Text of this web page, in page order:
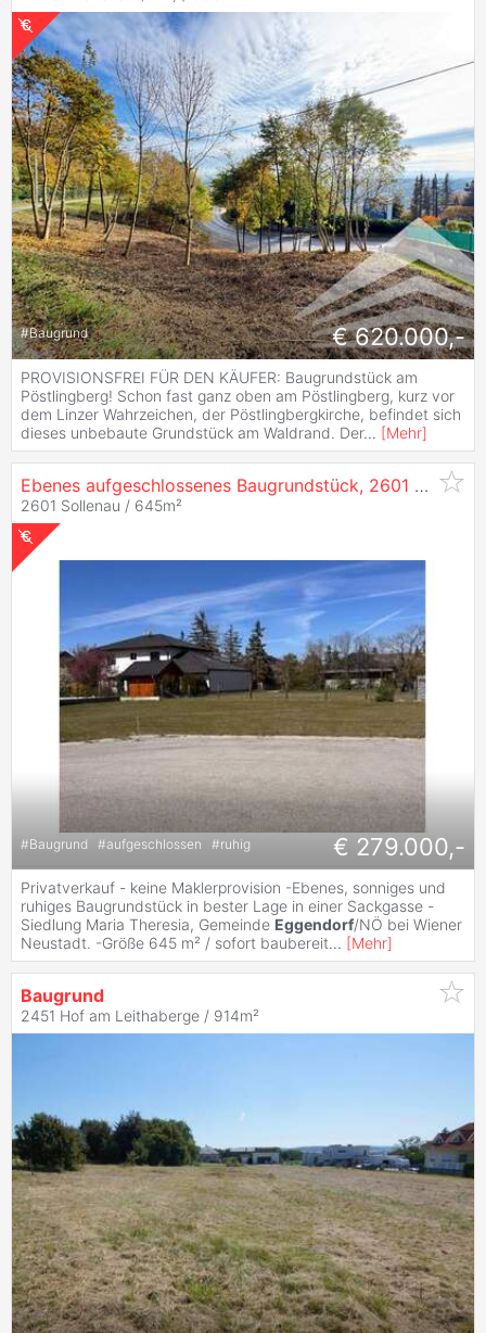
#Baugrund € 620.000,-
PROVISIONSFREI FÜR DEN KÄUFER: Baugrundstück am
Pöstlingberg! Schon fast ganz oben am Pöstlingberg, kurz vor
dem Linzer Wahrzeichen, der Pöstlingbergkirche, befindet sich
dieses unbebaute Grundstück am Waldrand. Der... [Mehr]
Ebenes aufgeschlossenes Baugrundstück, 2601
2601 Sollenau / 645m²
#Baugrund #aufgeschlossen #ruhig € 279.000,-
Privatverkauf - keine Maklerprovision -Ebenes, sonniges und
ruhiges Baugrundstück in bester Lage in einer Sackgasse -
Siedlung Maria Theresia, Gemeinde Eggendorf/NÖ bei Wiener
Neustadt. -Größe 645 m² / sofort baubereit... [Mehr]
Baugrund
2451 Hof am Leithaberge / 914m²